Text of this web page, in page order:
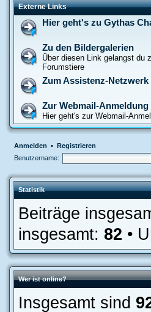
Externe Links
Hier geht's zu Gythas
Zu den Bildergalerien
Über diesen Link gelangst du
Forumstiere
Zum Assistenz-Netzwerk
Zur Webmail-Anmeldung
Hier geht's zur Webmail-
Anmelden • Registrieren
Benutzername:
Statistik
Beiträge
insgesamt: 82 •
Wer ist online?
Insgesamt sind